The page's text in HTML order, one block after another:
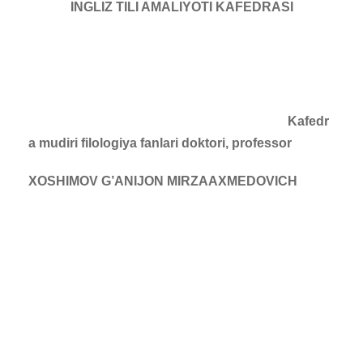
INGLIZ TILI AMALIYOTI KAFEDRASI
Kafedr
a mudiri filologiya fanlari doktori, professor
XOS H IMOV G’ANIJON MIRZAAXMEDOVIC H